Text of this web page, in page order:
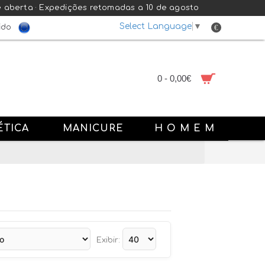
aberta · Expedições retomadas a 10 de agosto
Select Language ▼ €
0 - 0,00€
MANICURE H O M E M
Exibir: